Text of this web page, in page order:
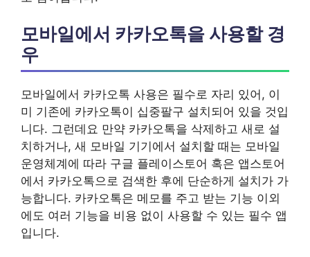
모바일에서 카카오톡을 사용할 경
우
모바일에서 카카오톡 사용은 필수로 자리 있어, 이
미 기존에 카카오톡이 십중팔구 설치되어 있을 것입
니다. 그런데요 만약 카카오톡을 삭제하고 새로 설
치하거나, 새 모바일 기기에서 설치할 때는 모바일
운영체계에 따라 구글 플레이스토어 혹은 앱스토어
에서 카카오톡으로 검색한 후에 단순하게 설치가 가
능합니다. 카카오톡은 메모를 주고 받는 기능 이외
에도 여러 기능을 비용 없이 사용할 수 있는 필수 앱
입니다.